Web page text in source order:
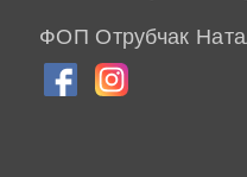
ФОП Отрубчак